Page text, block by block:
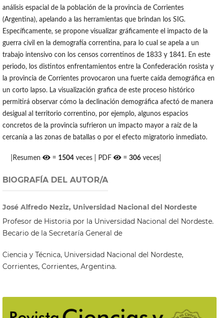
análisis espacial de la población de la provincia de Corrientes
(Argentina), apelando a las herramientas que brindan los SIG.
Específicamente, se propone visualizar gráficamente el impacto de la
guerra civil en la demografía correntina, para lo cual se apela a un
trabajo intensivo con los censos correntinos de 1833 y 1841. En este
periodo, los distintos enfrentamientos entre la Confederación rosista y
la provincia de Corrientes provocaron una fuerte caída demográfica en
un corto lapso. La visualización grafica de este proceso histórico
permitirá observar cómo la declinación demográfica afectó de manera
desigual al territorio correntino, por ejemplo, algunos espacios
concretos de la provincia sufrieron un impacto mayor a raíz de la
cercanía a las zonas de batallas o por el efecto migratorio inmediato.
|Resumen = 1504 veces | PDF =306 veces|
BIOGRAFÍA DEL AUTOR/A
José Alfredo Neziz, Universidad Nacional del Nordeste
Profesor de Historia por la Universidad Nacional del Nordeste.
Becario de la Secretaría General de
Ciencia y Técnica, Universidad Nacional del Nordeste,
Corrientes, Corrientes, Argentina.